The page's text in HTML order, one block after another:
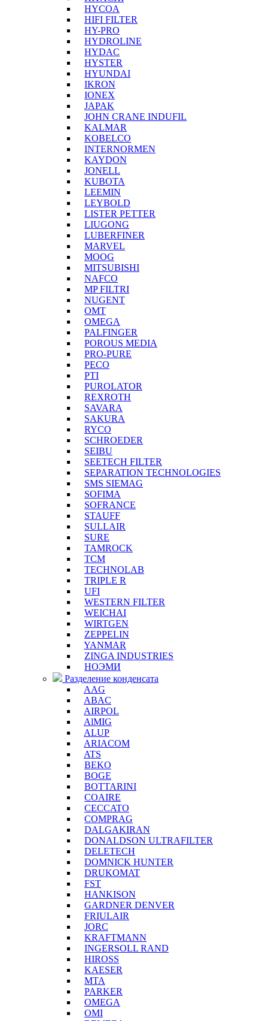
HYCOA
HIFI FILTER
HY-PRO
HYDROLINE
HYDAC
HYSTER
HYUNDAI
IKRON
IONEX
JAPAK
JOHN CRANE INDUFIL
KALMAR
KOBELCO
INTERNORMEN
KAYDON
JONELL
KUBOTA
LEEMIN
LEYBOLD
LISTER PETTER
LIUGONG
LUBERFINER
MARVEL
MOOG
MITSUBISHI
NAFCO
MP FILTRI
NUGENT
OMT
OMEGA
PALFINGER
POROUS MEDIA
PRO-PURE
PECO
PTI
PUROLATOR
REXROTH
SAVARA
SAKURA
RYCO
SCHROEDER
SEIBU
SEETECH FILTER
SEPARATION TECHNOLOGIES
SMS SIEMAG
SOFIMA
SOFRANCE
STAUFF
SULLAIR
SURE
TAMROCK
TCM
TECHNOLAB
TRIPLE R
UFI
WESTERN FILTER
WEICHAI
WIRTGEN
ZEPPELIN
YANMAR
ZINGA INDUSTRIES
НОЭМИ
Разделение конденсата
AAG
ABAC
AIRPOL
AlMIG
ALUP
ARIACOM
ATS
BEKO
BOGE
BOTTARINI
COAIRE
CECCATO
COMPRAG
DALGAKIRAN
DONALDSON ULTRAFILTER
DELETECH
DOMNICK HUNTER
DRUKOMAT
FST
HANKISON
GARDNER DENVER
FRIULAIR
JORC
KRAFTMANN
INGERSOLL RAND
HIROSS
KAESER
MTA
PARKER
OMEGA
OMI